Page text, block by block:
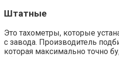
Штатные
Это тахометры, которые
с завода. Производитель
которая максимально точно